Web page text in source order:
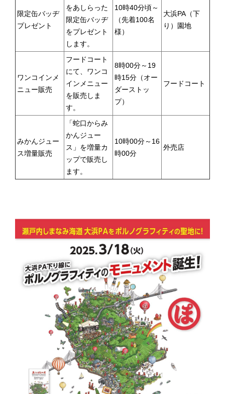
限定缶バッヂ
プレゼント
をあしらった
限定缶バッヂ
をプレゼント
します。
10時40分頃～
（先着100名
様）
大浜PA（下
り）園地
ワンコインメ
ニュー販売
フードコート
にて、ワンコ
インメニュー
を販売しま
す。
8時00分～19
時15分（オー
ダーストッ
プ）
フードコート
みかんジュー
ス増量販売
「蛇口からみ
かんジュー
ス」を増量カ
ップで販売し
ます。
10時00分～16
時00分
外売店